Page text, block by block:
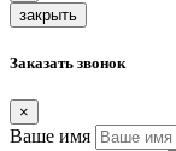
закрыть
Заказать звонок
×
Ваше имя